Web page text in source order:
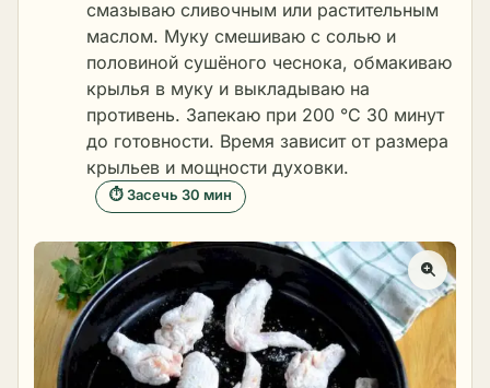
смазываю сливочным или растительным
маслом. Муку смешиваю с солью и
половиной сушёного чеснока, обмакиваю
крылья в муку и выкладываю на
противень. Запекаю при 200 °C 30 минут
до готовности. Время зависит от размера
крыльев и мощности духовки.
⏱ Засечь 30 мин